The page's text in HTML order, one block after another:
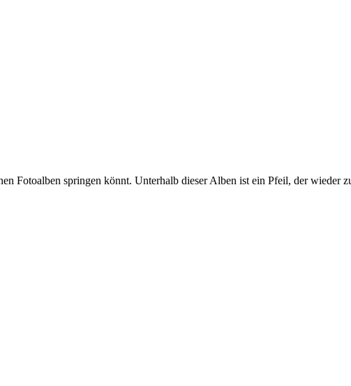
Fotoalben springen könnt. Unterhalb dieser Alben ist ein Pfeil, der wieder